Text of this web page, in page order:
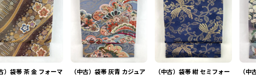
）袋帯 茶 金 フォーマ
（中古）袋帯 灰青 カジュア
（中古）袋帯 紺 セミフォー
（